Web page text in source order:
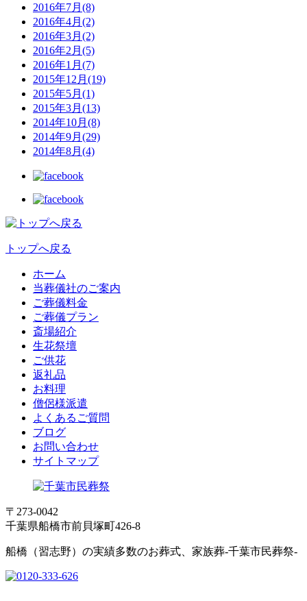
2016年7月(8)
2016年4月(2)
2016年3月(2)
2016年2月(5)
2016年1月(7)
2015年12月(19)
2015年5月(1)
2015年3月(13)
2014年10月(8)
2014年9月(29)
2014年8月(4)
トップへ戻る
ホーム
当葬儀社のご案内
ご葬儀料金
ご葬儀プラン
斎場紹介
生花祭壇
ご供花
返礼品
お料理
僧侶様派遣
よくあるご質問
ブログ
お問い合わせ
サイトマップ
〒273-0042
千葉県船橋市前貝塚町426-8
船橋（習志野）の実績多数のお葬式、家族葬-千葉市民葬祭-